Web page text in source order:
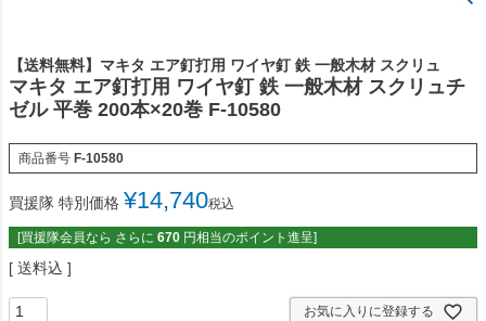
【送料無料】マキタ エア釘打用 ワイヤ釘 鉄 一般木材 スクリュ
マキタ エア釘打用 ワイヤ釘 鉄 一般木材 スクリュチ
ゼル 平巻 200本×20巻 F-10580
商品番号 F-10580
買援隊 特別価格 ¥14,740税込
[買援隊会員なら さらに 670 円相当のポイント進呈]
送料込
お気に入りに登録する